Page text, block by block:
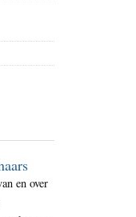
en over